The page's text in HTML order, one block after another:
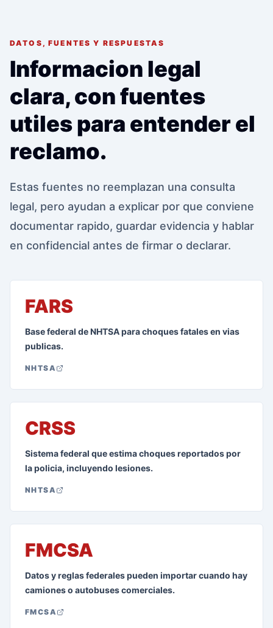
DATOS, FUENTES Y RESPUESTAS
Informacion legal
clara, con fuentes
utiles para entender el
reclamo.
Estas fuentes no reemplazan una consulta
legal, pero ayudan a explicar por que conviene
documentar rapido, guardar evidencia y hablar
en confidencial antes de firmar o declarar.
FARS
Base federal de NHTSA para choques fatales en vias
publicas.
NHTSA
CRSS
Sistema federal que estima choques reportados por
la policia, incluyendo lesiones.
NHTSA
FMCSA
Datos y reglas federales pueden importar cuando hay
camiones o autobuses comerciales.
FMCSA